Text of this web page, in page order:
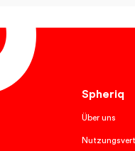
Spheriq
Über uns